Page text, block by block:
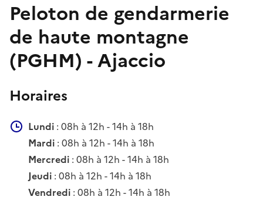
Peloton de gendarmerie
de haute montagne
(PGHM) - Ajaccio
Horaires
Lundi : 08h à 12h - 14h à 18h
Mardi : 08h à 12h - 14h à 18h
Mercredi : 08h à 12h - 14h à 18h
Jeudi : 08h à 12h - 14h à 18h
Vendredi : 08h à 12h - 14h à 18h